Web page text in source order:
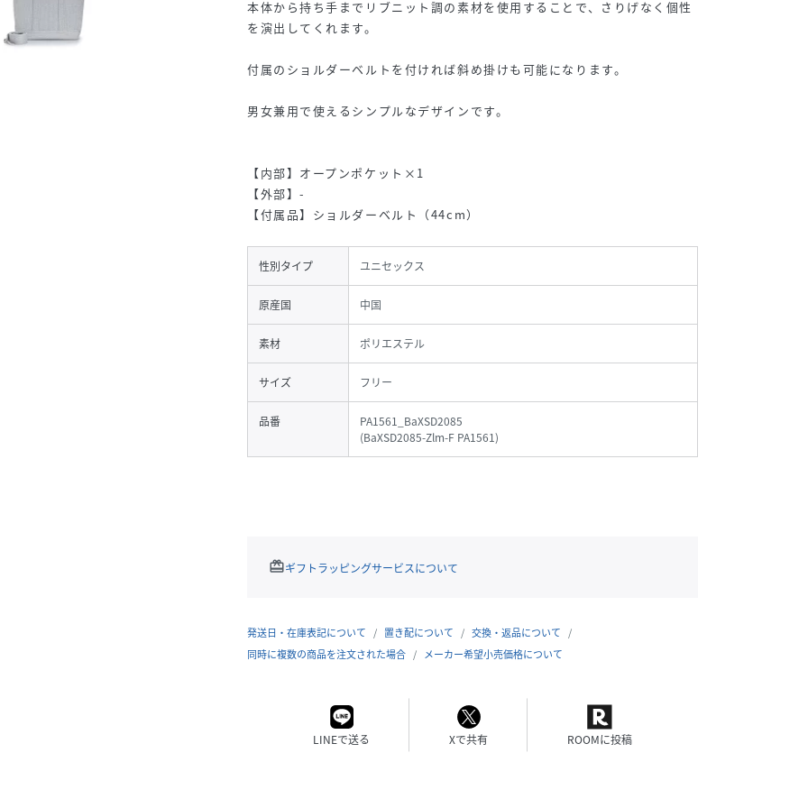
本体から持ち手までリブニット調の素材を使用することで、さりげなく個性
を演出してくれます。
付属のショルダーベルトを付ければ斜め掛けも可能になります。
男女兼用で使えるシンプルなデザインです。
【内部】オープンポケット×1
【外部】-
【付属品】ショルダーベルト（44cm）
性別タイプ ユニセックス
原産国 中国
素材 ポリエステル
サイズ フリー
品番
PA1561_BaXSD2085
(BaXSD2085-Zlm-F PA1561)
redeemギフトラッピングサービスについて
発送日・在庫表記について 置き配について
交換・返品について
同時に複数の商品を注文された場合
メーカー希望小売価格について
LINEで送る Xで共有 ROOMに投稿